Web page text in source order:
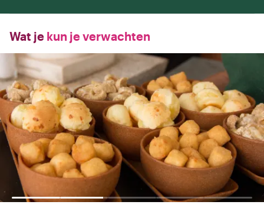
Wat je kun je verwachten